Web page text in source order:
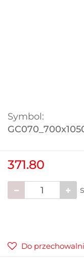
Symbol:
371.80
Do przechowalni